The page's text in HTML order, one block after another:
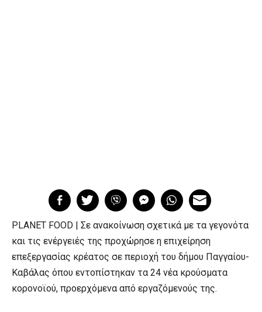
PLANET FOOD | Σε ανακοίνωση σχετικά με τα γεγονότα
και τις ενέργειές της προχώρησε η επιχείρηση
επεξεργασίας κρέατος σε περιοχή του δήμου Παγγαίου-
Καβάλας όπου εντοπίστηκαν τα 24 νέα κρούσματα
κορονοϊού, προερχόμενα από εργαζόμενούς της.